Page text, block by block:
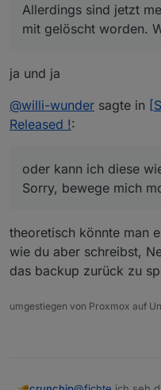
Allerdings sind jetzt
mit gelöscht worden.
ja und ja
@willi-wunder sagte in
Released !:
oder kann ich diese
Sorry, bewege mich
theoretisch könnte man
wie du aber schreibst,
das backup zurück zu
umgestiegen von Proxmox auf